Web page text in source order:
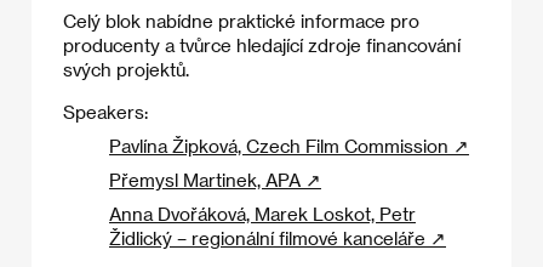
Celý blok nabídne praktické informace pro
producenty a tvůrce hledající zdroje financování
svých projektů.
Speakers:
Pavlína Žipková, Czech Film Commission ↗
Přemysl Martinek, APA ↗
Anna Dvořáková, Marek Loskot, Petr
Židlický – regionální filmové kanceláře ↗